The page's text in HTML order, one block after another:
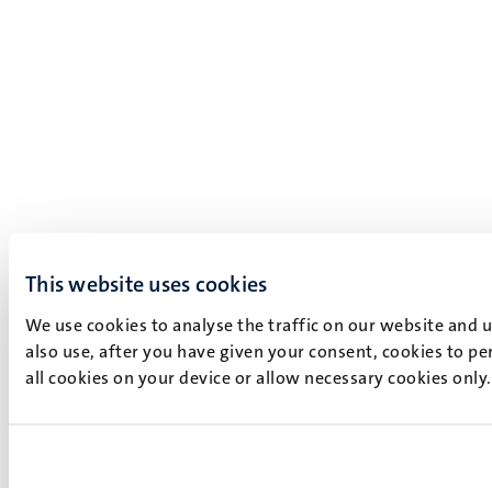
This website uses cookies
We use cookies to analyse the traffic on our website and
also use, after you have given your consent, cookies to
all cookies on your device or allow necessary cookies